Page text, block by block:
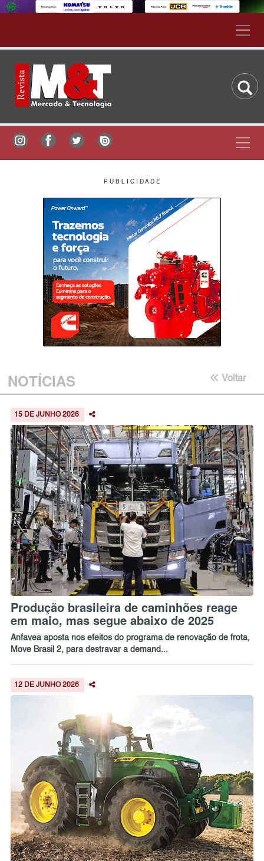
P U B L I C I D A D E
NOTÍCIAS Voltar
15 DE JUNHO 2026
Produção brasileira de caminhões reage
em maio, mas segue abaixo de 2025
Anfavea aposta nos efeitos do programa de renovação de frota,
Move Brasil 2, para destravar a demand...
12 DE JUNHO 2026